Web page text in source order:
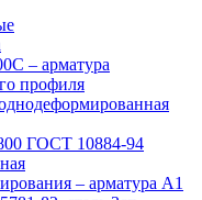
– арматура
профиля
ГОСТ 10884-94
– арматура А1